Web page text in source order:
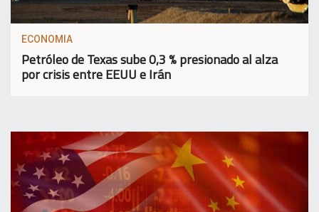
ECONOMIA
Petróleo de Texas sube 0,3 % presionado al alza
por crisis entre EEUU e Irán